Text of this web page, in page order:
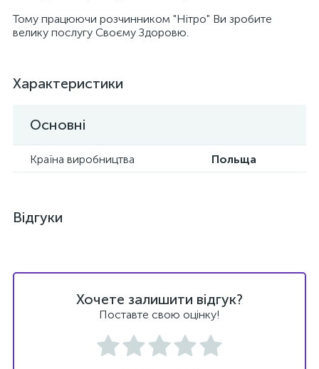
Тому працюючи розчинником "Нітро" Ви зробите
велику послугу Своєму Здоровю.
Характеристики
Основні
Країна виробництва Польща
Відгуки
Хочете залишити відгук?
Поставте свою оцінку!